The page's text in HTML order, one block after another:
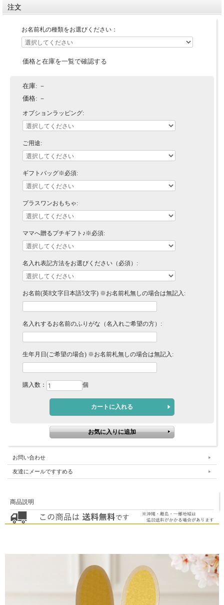
注文
お名前札の種類をお選びください：
価格と在庫を一覧で確認する
在庫: －
価格: －
オプションラッピング:
ご用途:
ギフトバッグ※必須:
プラスワンおもちゃ:
ママへ贈るプチギフト♪※必須:
名入れ表記方法をお選びください（必須）:
お名前(英8文字日本語5文字) ※お名前札無しの場合は無記入:
名入れするお名前のふりがな（名入れご希望の方）:
生年月日(ご希望の場合) ※お名前札無しの場合は無記入:
購入数： 個
お問い合わせ
友達にメールですすめる
商品説明